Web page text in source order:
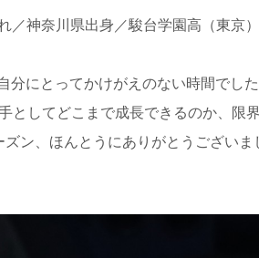
／神奈川県出身／駿台学園高（東
にとってかけがえのない時間でし
としてどこまで成長できるのか、限
ン、ほんとうにありがとうございま